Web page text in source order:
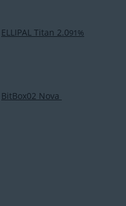
ELLIPAL Titan 2.091%
BitBox02 Nova